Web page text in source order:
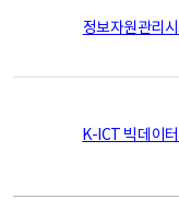
정보자원관리
K-ICT 빅데이